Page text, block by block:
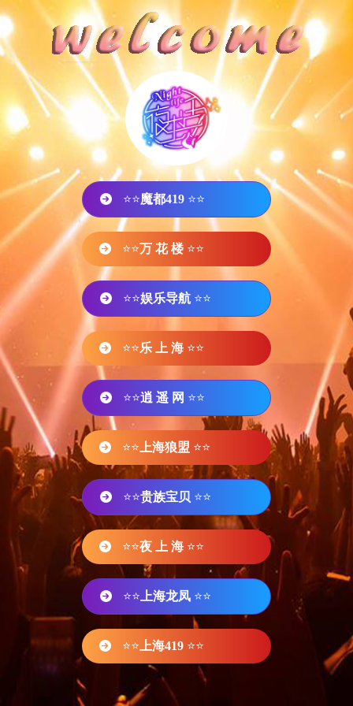
⭐⭐魔都419 ⭐⭐
⭐⭐万 花 楼 ⭐⭐
⭐⭐娱乐导航 ⭐⭐
⭐⭐乐 上 海 ⭐⭐
⭐⭐逍 遥 网 ⭐⭐
⭐⭐ 上海狼盟 ⭐⭐
⭐⭐贵族宝贝 ⭐⭐
⭐⭐夜 上 海 ⭐⭐
⭐⭐ 上海龙凤 ⭐⭐
⭐⭐ 上海419 ⭐⭐